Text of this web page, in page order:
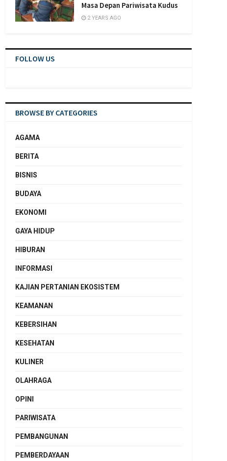
Masa Depan Pariwisata Kudus
2 YEARS AGO
FOLLOW US
BROWSE BY CATEGORIES
AGAMA
BERITA
BISNIS
BUDAYA
EKONOMI
GAYA HIDUP
HIBURAN
INFORMASI
KAJIAN PERTANIAN EKOSISTEM
KEAMANAN
KEBERSIHAN
KESEHATAN
KULINER
OLAHRAGA
OPINI
PARIWISATA
PEMBANGUNAN
PEMBERDAYAAN